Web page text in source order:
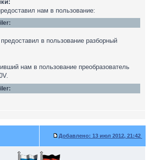
нам в пользование:
в пользование разборный
нам в пользование преобразователь
Добавлено: 13 июл 2012, 21:42